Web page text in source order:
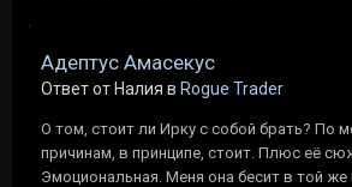
Адептус Амасекус
Ответ от Налия в Rogue Trader
О том, стоит ли Ирку с собой брать? По
причинам, в принципе, стоит. Плюс её
Эмоциональная. Меня она бесит в той же